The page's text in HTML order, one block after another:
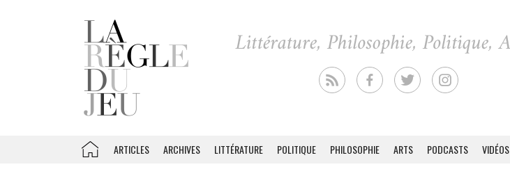
ARTICLES ARCHIVES LITTÉRATURE POLITIQUE PHILOSOPHIE ARTS PODCASTS VIDÉOS